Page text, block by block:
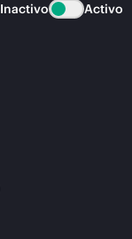
Inactivo Activo